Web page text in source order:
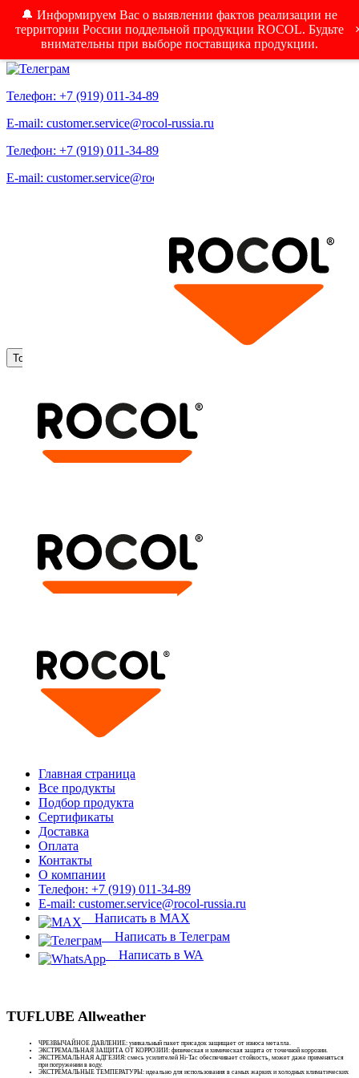
🔔 Информируем Вас о выявлении фактов реализации не
территории России поддельной продукции ROCOL. Будьте
внимательны при выборе поставщика продукции.
Телефон: +7 (919) 011-34-89
E-mail: customer.service@rocol-russia.ru
Телефон: +7 (919) 011-34-89
E-mail: customer.service@rocol-russia.ru
Toggle navigation
Главная страница
Все продукты
Подбор продукта
Сертификаты
Доставка
Оплата
Контакты
О компании
Телефон: +7 (919) 011-34-89
E-mail: customer.service@rocol-russia.ru
Написать в MAX
Написать в Телеграм
Написать в WA
TUFLUBE Allweather
ЧРЕЗВЫЧАЙНОЕ ДАВЛЕНИЕ: уникальный пакет присадок защищает от износа металла.
ЭКСТРЕМАЛЬНАЯ ЗАЩИТА ОТ КОРРОЗИИ: физическая и химическая защита от точечной коррозии.
ЭКСТРЕМАЛЬНАЯ АДГЕЗИЯ: смесь усилителей Hi-Tac обеспечивает стойкость, может даже применяться
при погружении в воду.
ЭКСТРЕМАЛЬНЫЕ ТЕМПЕРАТУРЫ: идеально для использования в самых жарких и холодных климатических